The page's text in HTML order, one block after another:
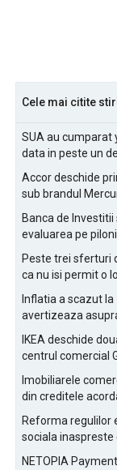
Cele mai citite
SUA au cumparat
data in peste un
Accor deschide
sub brandul
Banca de
evaluarea pe
Peste trei sferturi
ca nu isi permit o
Inflatia a scazut la
avertizeaza
IKEA deschide
centrul comercial
Imobiliarele
din creditele
Reforma regulilor
sociala
NETOPIA